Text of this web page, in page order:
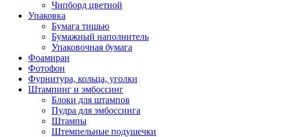
Чипборд цветной
Упаковка
Бумага тишью
Бумажный наполнитель
Упаковочная бумага
Фоамиран
Фотофон
Фурнитура, кольца, уголки
Штампинг и эмбоссинг
Блоки для штампов
Пудра для эмбоссинга
Штампы
Штемпельные подушечки